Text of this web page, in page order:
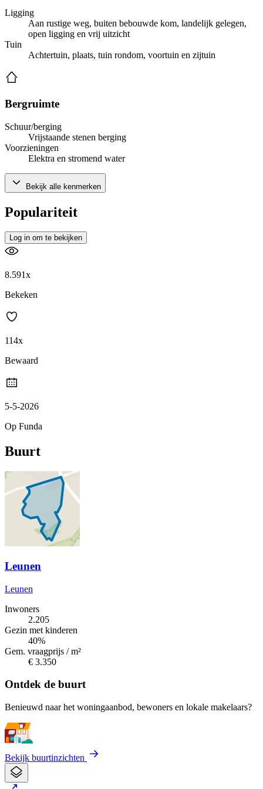
Ligging
Aan rustige weg, buiten bebouwde kom, landelijk gelegen,
open ligging en vrij uitzicht
Tuin
Achtertuin, plaats, tuin rondom, voortuin en zijtuin
Bergruimte
Schuur/berging
Vrijstaande stenen berging
Voorzieningen
Elektra en stromend water
Bekijk alle kenmerken
Populariteit
Log in om te bekijken
8.591x
Bekeken
114x
Bewaard
5-5-2026
Op Funda
Buurt
Leunen
Leunen
Inwoners
2.205
Gezin met kinderen
40%
Gem. vraagprijs / m²
€ 3.350
Ontdek de buurt
Benieuwd naar het woningaanbod, bewoners en lokale makelaars?
Bekijk buurtinzichten